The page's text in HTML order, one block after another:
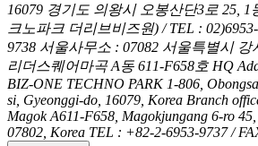
16079 경기도 의왕시 오봉산단3로 25, 1
크노파크 더리브비즈원) / TEL :
9738 서울사무소 : 07082 서울특별시 강
리더스퀘어마곡 A동 611-F658호 HQ
BIZ-ONE TECHNO PARK 1-806,
si, Gyeonggi-do, 16079, Korea Branch
Magok A611-F658, Magokjungang 6-ro 45,
07802, Korea TEL : +82-2-6953-9737 /